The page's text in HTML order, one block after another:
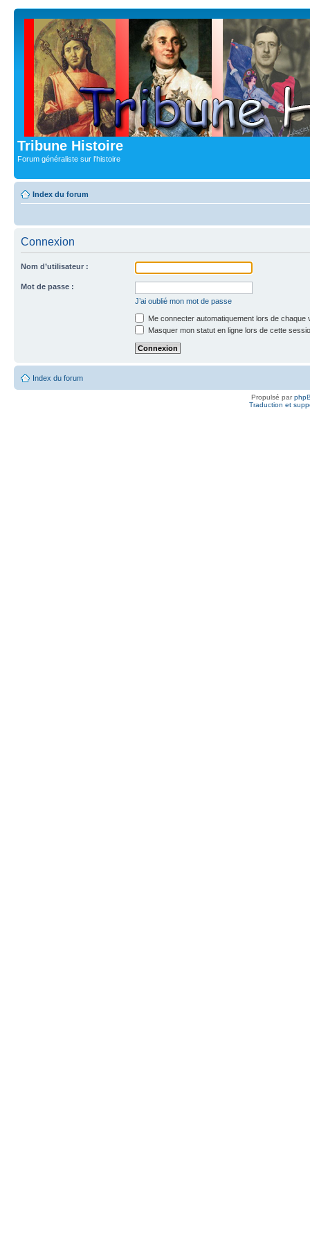
Tribune Histoire
Forum généraliste sur l'histoire
Index du forum
Connexion
Nom d’utilisateur :
Mot de passe :
J’ai oublié mon mot de passe
Me connecter automatiquement lors de chaque
Masquer mon statut en ligne lors de cette
Index du forum
Propulsé par
Traduction et